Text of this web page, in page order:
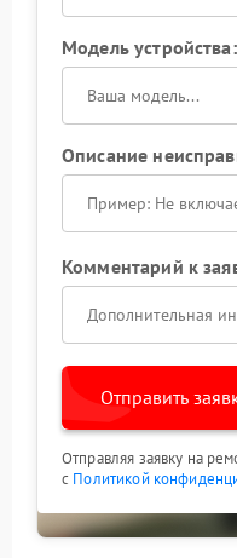
Модель устройства:
Описание
Комментарий к
Отправить
Отправляя заявку на
с Политикой